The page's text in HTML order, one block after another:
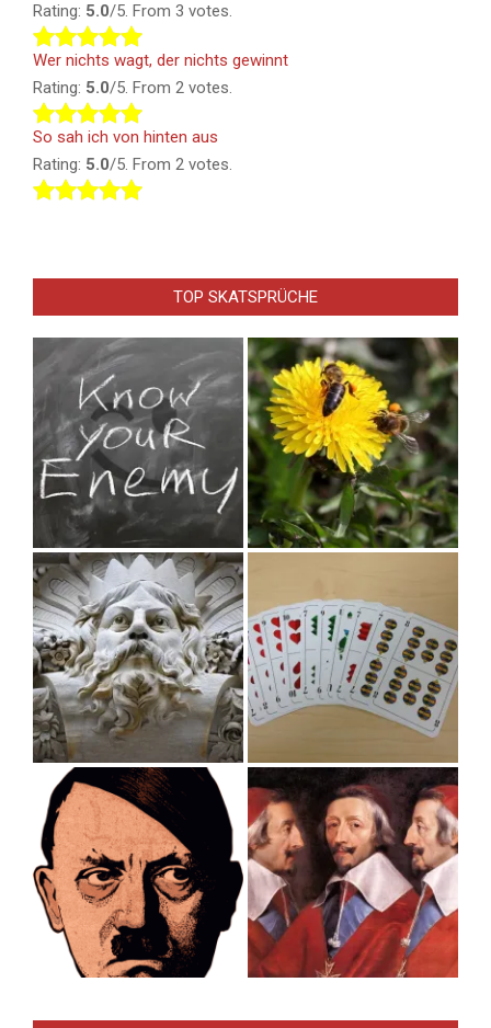
Rating: 5.0/5. From 3 votes.
Wer nichts wagt, der nichts gewinnt
Rating: 5.0/5. From 2 votes.
So sah ich von hinten aus
Rating: 5.0/5. From 2 votes.
TOP SKATSPRÜCHE